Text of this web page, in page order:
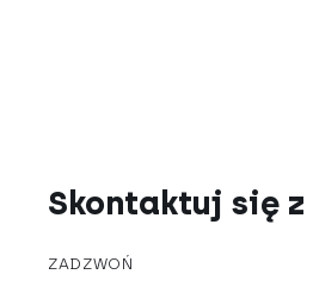
Skontaktuj się z
ZADZWOŃ